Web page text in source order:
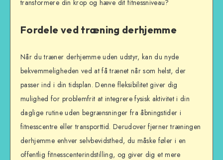
transformere din krop og hæve dit fitnessniveau?
Fordele ved træning derhjemme
Når du træner derhjemme uden udstyr, kan du nyde
bekvemmeligheden ved at få trænet når som helst, der
passer ind i din tidsplan. Denne fleksibilitet giver dig
mulighed for problemfrit at integrere fysisk aktivitet i din
daglige rutine uden begrænsninger fra åbningstider i
fitnesscentre eller transporttid. Derudover fjerner træningen
derhjemme enhver selvbevidsthed, du måske føler i en
offentlig fitnesscenterindstilling, og giver dig et mere